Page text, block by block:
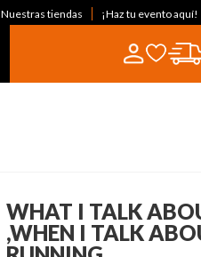
Nuestras tiendas ¡Haz tu evento aquí!
WHAT I TALK
,WHEN I TALK